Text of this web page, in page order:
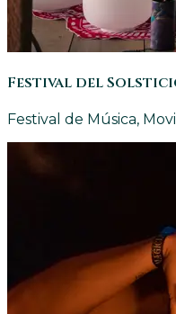
Festival del
Festival de Música,